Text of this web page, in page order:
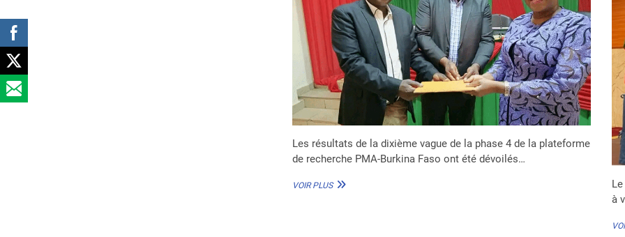
Les résultats de la dixième vague de la phase 4 de la plateforme
de recherche PMA-Burkina Faso ont été dévoilés…
VOIR PLUSBURKINA
à